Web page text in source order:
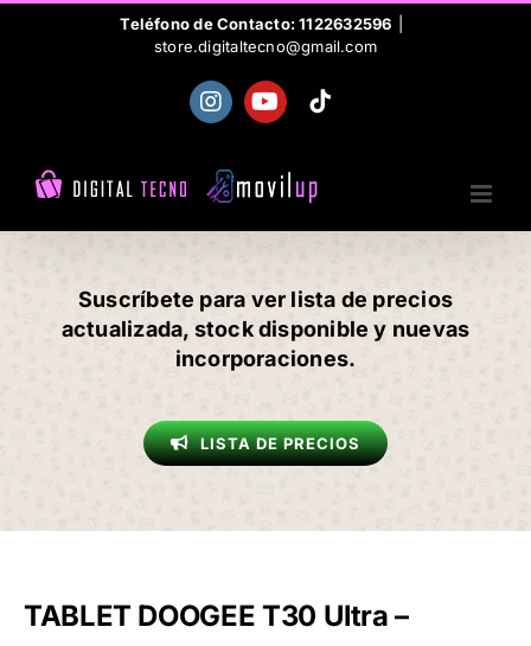
Teléfono de Contacto: 1122632596
store.digitaltecno@gmail.com
InstagramYouTubeTiktok
Suscríbete para ver lista de precios
actualizada, stock disponible y nuevas
incorporaciones.
LISTA DE PRECIOS
TABLET DOOGEE T30 Ultra –